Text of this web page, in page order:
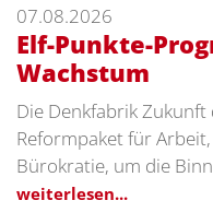
07.08.2026
Elf-Punkte-
Wachstum
Die Denkfabrik
Reformpaket für
Bürokratie, um die
weiterlesen...